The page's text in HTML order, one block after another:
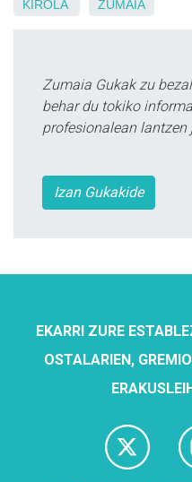
KIROLA ZUMAIA
Zumaia Gukak zu
behar du tokiko
profesionalean lantzen
Izan Gukakide
EKARRI ZURE
OSTALARIEN,